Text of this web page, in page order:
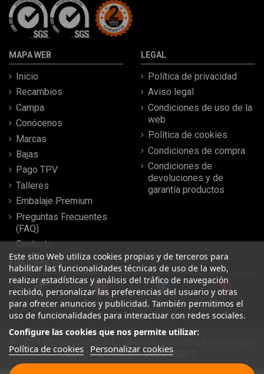
Leer más reseñas
MAPA WEB
Inicio
Recambios
Campa
Conócenos
Marcas
Bajas
Pago TPV
Talleres
Embalaje Premium
Preguntas Frecuentes
(FAQ)
Contacto
LEGAL
Política de privacidad
Aviso legal
Condiciones de uso de la
web
Política de cookies
Condiciones de compra
Condiciones de
devoluciones y de
garantía productos
Este sitio Web utiliza cookies propias y de terceros para
habilitar las funcionalidades técnicas de uso de la web,
realizar estadísticas y análisis del tráfico de navegación
recibido, personalizar las preferencias del usuario y otras
para ofrecer anuncios y publicidad. También permitimos el
uso de funcionalidades para interactuar con redes sociales.
Configure las cookies que nos permite utilizar:
Política de cookies Personalizar cookies
SÍGUENOS EN
| Desarrollado porSeintoSOFT